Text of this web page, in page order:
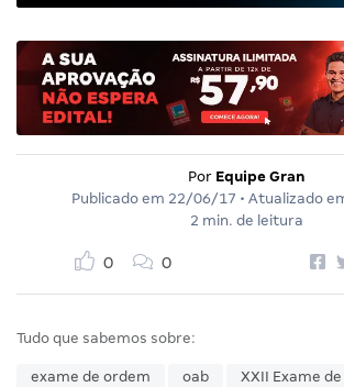
Por Equipe Gran
Publicado em 22/06/17 • Atualizado
2 min. de leitura
0 0
Tudo que sabemos sobre:
exame de ordem oab XXII Exame